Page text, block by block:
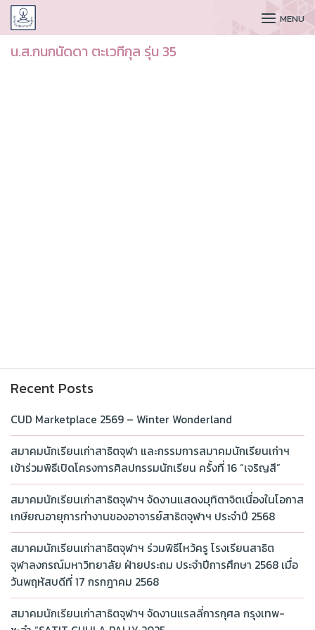
CUDAA MENU
น.ส.กนกนัดดา ตะเวทีกุล รุ่น 35
Recent Posts
CUD Marketplace 2569 – Winter Wonderland
สมาคมนักเรียนเก่าสาธิตจุฬา และกรรมการสมาคมนักเรียนเก่าฯ
เข้าร่วมพิธีเปิดโครงการศิลปกรรมนักเรียน ครั้งที่ 16 “เจริญสี”
สมาคมนักเรียนเก่าสาธิตจุฬาฯ จัดงานแสดงมุทิตาจิตเนื่องในโอกาส
เกษียณอายุการทำงานของอาจารย์สาธิตจุฬาฯ ประจำปี 2568
สมาคมนักเรียนเก่าสาธิตจุฬาฯ ร่วมพิธีไหว้ครู โรงเรียนสาธิต
จุฬาลงกรณ์มหาวิทยาลัย ฝ่ายประถม ประจำปีการศึกษา 2568 เมื่อ
วันพฤหัสบดีที่ 17 กรกฎาคม 2568
สมาคมนักเรียนเก่าสาธิตจุฬาฯ จัดงานแรลลี่การกุศล กรุงเทพ-